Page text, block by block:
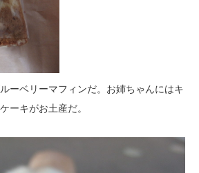
ーベリーマフィンだ。お姉ちゃんにはキ
ーキがお土産だ。